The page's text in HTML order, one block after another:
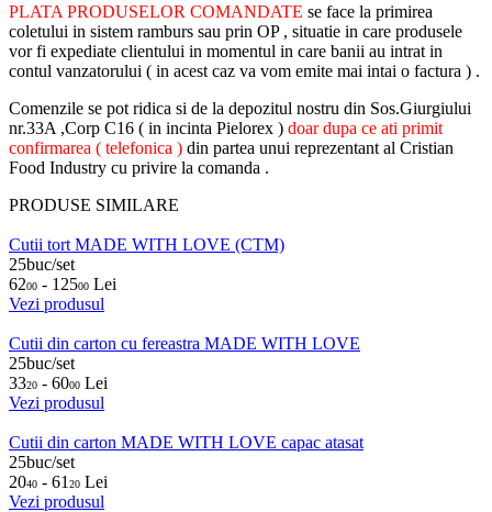
PLATA PRODUSELOR COMANDATE se face la primirea
coletului in sistem ramburs sau prin OP , situatie in care produsele
vor fi expediate clientului in momentul in care banii au intrat in
contul vanzatorului ( in acest caz va vom emite mai intai o factura ) .
Comenzile se pot ridica si de la depozitul nostru din Sos.Giurgiului
nr.33A ,Corp C16 ( in incinta Pielorex ) doar dupa ce ati primit
confirmarea ( telefonica ) din partea unui reprezentant al Cristian
Food Industry cu privire la comanda .
PRODUSE SIMILARE
Cutii tort MADE WITH LOVE (CTM)
25buc/set
6200 - 12500 Lei
Vezi produsul
Cutii din carton cu fereastra MADE WITH LOVE
25buc/set
3320 - 6000 Lei
Vezi produsul
Cutii din carton MADE WITH LOVE capac atasat
25buc/set
2040 - 61 20 Lei
Vezi produsul